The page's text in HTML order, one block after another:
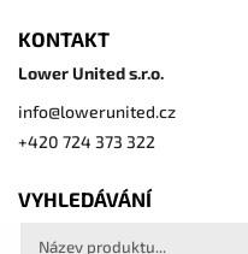
KONTAKT
Lower United s.r.o.
info@lowerunited.cz
+420 724 373 322
VYHLEDÁVÁNÍ